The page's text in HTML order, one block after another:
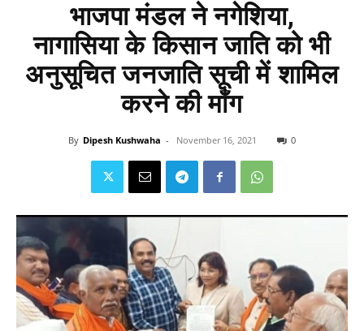
भाजपा मंडल ने नगेशिया,
नागासिया के किसान जाति को भी
अनुसूचित जनजाति सूची में शामिल
करने की माँग
By Dipesh Kushwaha - November 16, 2021 0